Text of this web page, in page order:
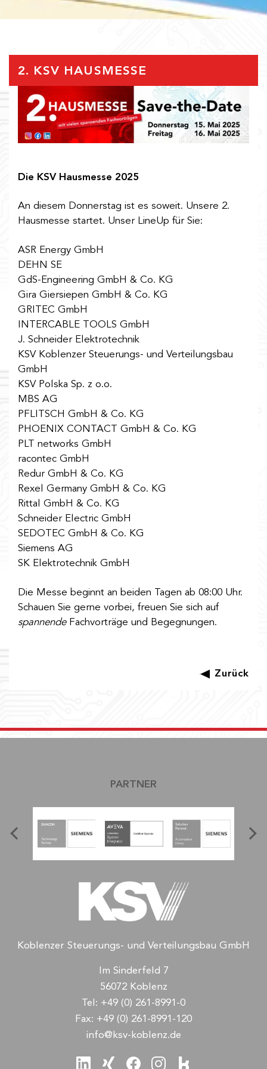
2. KSV HAUSMESSE
Die KSV Hausmesse 2025
An diesem Donnerstag ist es soweit. Unsere 2.
Hausmesse startet. Unser LineUp für Sie:
ASR Energy GmbH
DEHN SE
GdS-Engineering GmbH & Co. KG
Gira Giersiepen GmbH & Co. KG
GRITEC GmbH
INTERCABLE TOOLS GmbH
J. Schneider Elektrotechnik
KSV Koblenzer Steuerungs- und Verteilungsbau
GmbH
KSV Polska Sp. z o.o.
MBS AG
PFLITSCH GmbH & Co. KG
PHOENIX CONTACT GmbH & Co. KG
PLT networks GmbH
racontec GmbH
Redur GmbH & Co. KG
Rexel Germany GmbH & Co. KG
Rittal GmbH & Co. KG
Schneider Electric GmbH
SEDOTEC GmbH & Co. KG
Siemens AG
SK Elektrotechnik GmbH
Die Messe beginnt an beiden Tagen ab 08:00 Uhr.
Schauen Sie gerne vorbei, freuen Sie sich auf
spannendeFachvorträge und Begegnungen.
Zurück
PARTNER
Koblenzer Steuerungs- und Verteilungsbau GmbH
Im Sinderfeld 7
56072 Koblenz
Tel: +49 (0) 261-8991-0
Fax: +49 (0) 261-8991-120
info@ksv-koblenz.de